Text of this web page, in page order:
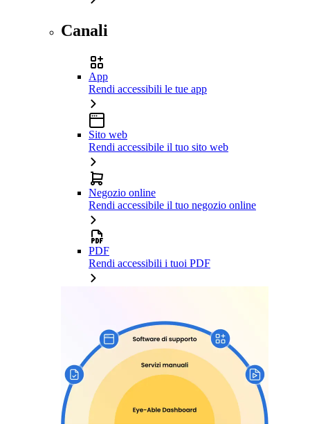
Canali
App
Rendi accessibili le tue app
Sito web
Rendi accessibile il tuo sito web
Negozio online
Rendi accessibile il tuo negozio online
PDF
Rendi accessibili i tuoi PDF